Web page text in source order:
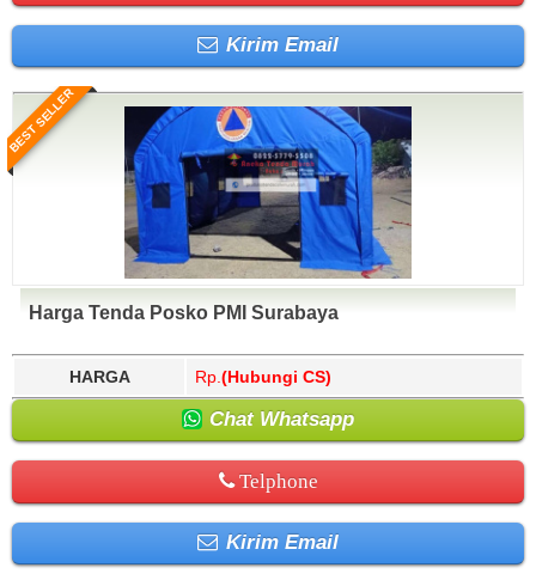
Kirim Email
BEST SELLER
Harga Tenda Posko PMI Surabaya
HARGA Rp. (Hubungi CS)
Chat Whatsapp
Telphone
Kirim Email